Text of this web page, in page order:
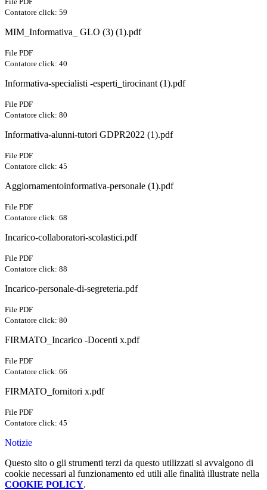
Contatore click: 59
MIM_Informativa_ GLO (3) (1).pdf
File PDF
Contatore click: 40
Informativa-specialisti -esperti_tirocinant (1).pdf
File PDF
Contatore click: 80
Informativa-alunni-tutori GDPR2022 (1).pdf
File PDF
Contatore click: 45
Aggiornamentoinformativa-personale (1).pdf
File PDF
Contatore click: 68
Incarico-collaboratori-scolastici.pdf
File PDF
Contatore click: 88
Incarico-personale-di-segreteria.pdf
File PDF
Contatore click: 80
FIRMATO_Incarico -Docenti x.pdf
File PDF
Contatore click: 66
FIRMATO_fornitori x.pdf
File PDF
Contatore click: 45
Notizie
Questo sito o gli strumenti terzi da questo utilizzati si avvalgono di
cookie necessari al funzionamento ed utili alle finalità illustrate nella
COOKIE POLICY.